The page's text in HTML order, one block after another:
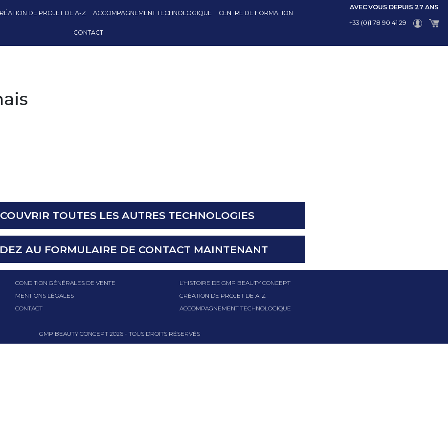
DE PROJET DE A-Z ACCOMPAGNEMENT TECHNOLOGIQUE CENTRE DE FORMATION
CONTACT
AVEC VOUS DEPUIS 27 ANS
+33 (0)1 78 90 41 29
TOUTES LES AUTRES TECHNOLOGIES
AU FORMULAIRE DE CONTACT MAINTENANT
CONDITION GÉNÉRALES DE VENTE
MENTIONS LÉGALES
CONTACT
L’HISTOIRE DE GMP BEAUTY CONCEPT
CRÉATION DE PROJET DE A-Z
ACCOMPAGNEMENT TECHNOLOGIQUE
GMP BEAUTY CONCEPT 2026- TOUS DROITS RÉSERVÉS